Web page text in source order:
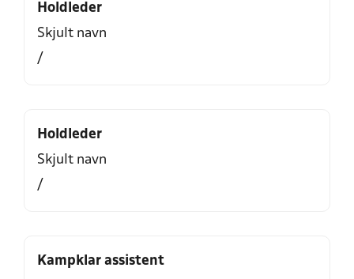
Holdleder
Skjult navn
/
Holdleder
Skjult navn
/
Kampklar assistent